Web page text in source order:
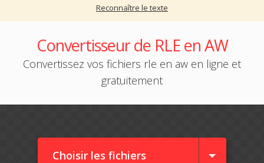
Reconnaître le texte
Convertisseur de RLE en AW
Convertissez vos fichiers rle en aw en ligne et
gratuitement
Choisir les fichiers